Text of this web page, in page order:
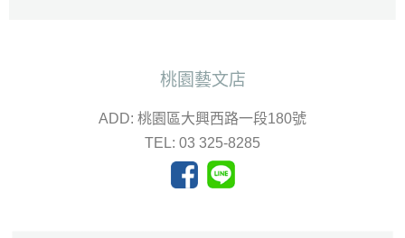
桃園藝文店
ADD: 桃園區大興西路一段180號
TEL: 03 325-8285